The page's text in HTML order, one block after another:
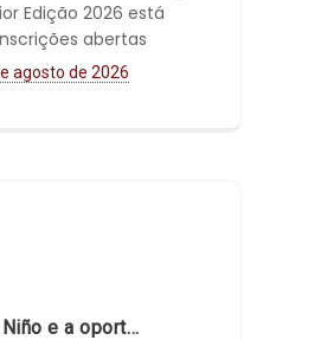
Edição 2026 está
abertas
agosto de 2026
de fortalecer o controle externo das políticas climáticas